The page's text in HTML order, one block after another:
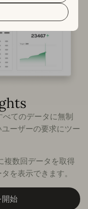
てのデータに無制
ーザーの要求にツー
複数回データを取得
を表示できます。
開始